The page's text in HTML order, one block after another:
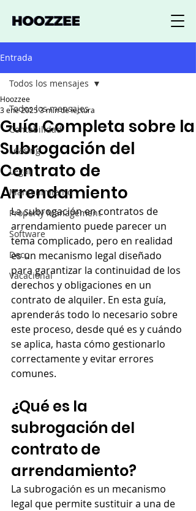
Entrada
Todos los mensajes
Contabilidad
Leasing
Legal
Mantenimiento
Property Management
Software
Deco
Vacacional
Todos los mensajes
Guía Completa sobre la
Subrogación del
Contrato de
Arrendamiento
Hoozzee
3 ene 20253 min de lectura
La subrogación en contratos de
arrendamiento puede parecer un
tema complicado, pero en realidad
es un mecanismo legal diseñado
para garantizar la continuidad de los
derechos y obligaciones en un
contrato de alquiler. En esta guía,
aprenderás todo lo necesario sobre
este proceso, desde qué es y cuándo
se aplica, hasta cómo gestionarlo
correctamente y evitar errores
comunes.
¿Qué es la
subrogación del
contrato de
arrendamiento?
La subrogación es un mecanismo
legal que permite sustituir a una de